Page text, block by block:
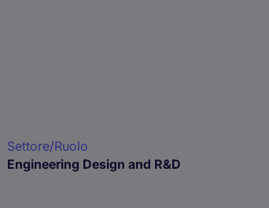
Settore/Ruolo
Engineering Design and R&D